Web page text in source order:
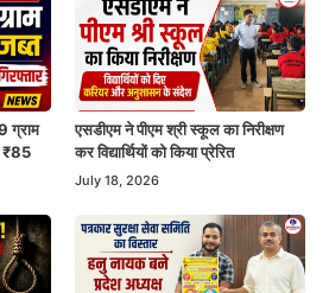
ग्राम
₹85
एसडीएम ने पीएम श्री स्कूल का निरीक्षण
कर विद्यार्थियों को किया प्रेरित
July 18, 2026